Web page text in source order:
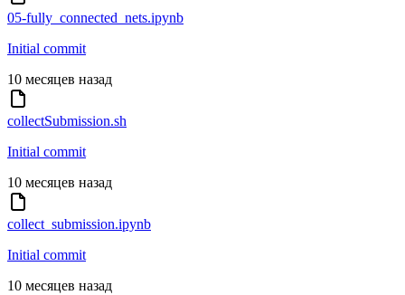
05-fully_connected_nets.ipynb
Initial commit
10 месяцев назад
collectSubmission.sh
Initial commit
10 месяцев назад
collect_submission.ipynb
Initial commit
10 месяцев назад